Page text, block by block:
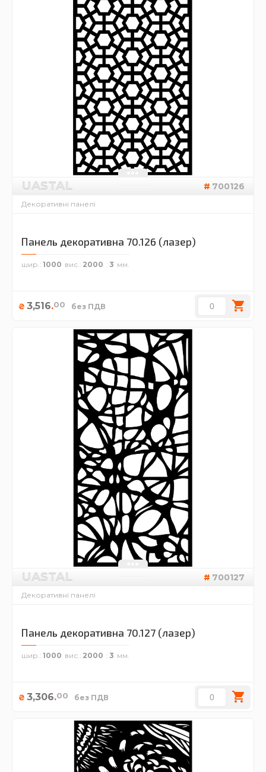
UASTAL 700126
Декоративні панелі
Панель декоративна 70.126 (лазер)
шир. 1000 вис. 2000 3
₴ 3,516.00 без ПДВ
UASTAL 700127
Декоративні панелі
Панель декоративна 70.127 (лазер)
шир. 1000 вис. 2000 3
₴ 3,306.00 без ПДВ